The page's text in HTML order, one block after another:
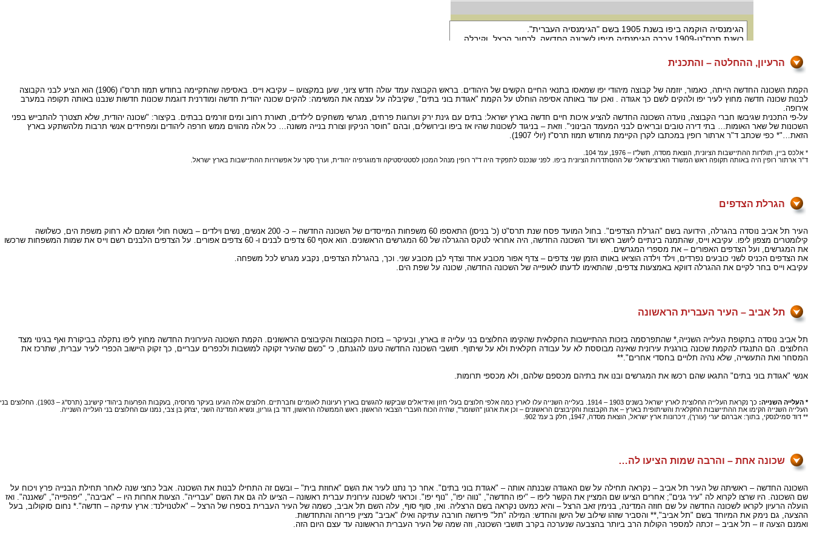
הרעיון, ההחלטה – והתכנית
הקמת השכונה החדשה הייתה, כאמור, יוזמה של קבוצה מיהודי יפו שמאסו בתנאי החיים הקשים של היהודים. בראש הקבוצה עמד עולה חדש ציוני, שען במקצועו – עקיבא וייס. באסיפה שהתקיימה בחודש תמוז תרס"ו (1906) הוא הציע לבני הקבוצה
לבנות שכונה חדשה מחוץ לעיר יפו ולהקים לשם כך אגודה . ואכן עוד באותה אסיפה הוחלט על הקמת "אגודת בוני בתים", שקיבלה על עצמה את המשימה: להקים שכונה יהודית חדשה ומודרנית דוגמת שכונות חדשות שנבנו באותה תקופה במערב
אירופה.
על-פי התכנית שגיבשו חברי הקבוצה, נועדה השכונה החדשה להציע איכות חיים חדשה בארץ ישראל: בתים עם גינת ירק וערוגות פרחים, מגרשי משחקים לילדים, תאורת רחוב ומים זורמים בבתים. בקיצור: "שכונה יהודית, שלא תצטרך להתבייש בפני
השכונות של שאר האומות… בתי דירה טובים ובריאים לבני המעמד הבינוני". וזאת – בניגוד לשכונות שהיו אז ביפו ובירושלים, ובהם "חוסר הניקיון וצורת בנייה משונה… כל אלה מהווים ממש חרפה ליהודים ומפחידים אנשי תרבות מלהשתקע בארץ
הזאת…"* כפי שכתב ד"ר ארתור רופין במכתבו לקרן הקיימת מחודש תמוז תרס"ז (יולי 1907).
* אלכס ביין, תולדות ההתיישבות הציונית, הוצאת מסדה, תשל"ו – 1976, עמ' 104.
ד"ר ארתור רופין היה באותה תקופה ראש המשרד הארצישראלי של ההסתדרות הציונית ביפו. לפני שנכנס לתפקיד היה ד"ר רופין מנהל המכון לסטטיסטיקה ודמוגרפיה יהודית, וערך סקר על אפשרויות ההתיישבות בארץ ישראל.
הגרלת הצדפים
העיר תל אביב נוסדה בהגרלה, הידועה בשם "הגרלת הצדפים". בחול המועד פסח שנת תרס"ט (כ' בניסן) התאספו 60 משפחות המייסדים של השכונה החדשה – כ- 200 אנשים, נשים וילדים – בשטח חולי ושומם לא רחוק משפת הים, כשלושה
קילומטרים מצפון ליפו. עקיבא וייס, שהתמנה בינתיים ליושב ראש ועד השכונה החדשה, היה אחראי לטקס ההגרלה של 60 המגרשים הראשונים. הוא אסף 60 צדפים לבנים ו- 60 צדפים אפורים. על הצדפים הלבנים רשם וייס את שמות המשפחות שרכשו
את המגרשים, ועל הצדפים האפורים – את מספרי המגרשים.
את הצדפים הכניס לשני כובעים נפרדים, וילד וילדה הוציאו באותו הזמן שני צדפים – צדף אפור מכובע אחד וצדף לבן מכובע שני. וכך, בהגרלת הצדפים, נקבע מגרש לכל משפחה.
עקיבא וייס בחר לקיים את ההגרלה דווקא באמצעות צדפים, שהתאימו לדעתו לאופייה של השכונה החדשה, שכונה על שפת הים.
תל אביב – העיר העברית הראשונה
תל אביב נוסדה בתקופת העלייה השנייה,* שהתפרסמה בזכות ההתיישבות החקלאית שהקימו החלוצים בני עלייה זו בארץ, ובעיקר – בזכות הקבוצות והקיבוצים הראשונים. הקמת השכונה העירונית החדשה מחוץ ליפו נתקלה בביקורת ואף בגינוי מצד
החלוצים. הם התנגדו להקמת שכונה בורגנית עירונית שאינה מבוססת לא על עבודה חקלאית ולא על שיתוף. תושבי השכונה החדשה טענו להגנתם, כי "כשם שהעיר זקוקה למושבות ולכפרים עבריים, כך זקוק היישוב הכפרי לעיר עברית, שתרכז את
המסחר ואת התעשייה, שלא נהיה תלויים בחסדי אחרים".**
אנשי "אגודת בוני בתים" התגאו שהם רכשו את המגרשים ובנו את בתיהם מכספם שלהם, ולא מכספי תרומות.
* העלייה השנייה:
כך נקראת העלייה החלוצית לארץ ישראל בשנים 1903 – 1914. בעלייה השנייה עלו לארץ כמה אלפי חלוצים בעלי חזון ואידיאלים שביקשו להגשים בארץ רעיונות לאומיים וחברתיים. חלוצים אלה הגיעו בעיקר מרוסיה, בעקבות הפרעות ביהודי קישינב (תרס"ג – 1903). החלוצים בני
העלייה השנייה הקימו את ההתיישבות החקלאית והשיתופית בארץ – את הקבוצות והקיבוצים הראשונים – וכן את ארגון "השומר", שהיה הכוח העברי הצבאי הראשון. ראש הממשלה הראשון, דוד בן גוריון, ונשיא המדינה השני ,יצחק בן צבי, נמנו עם החלוצים בני העלייה השנייה.
** דוד סמילנסקי, בתוך: אברהם יערי (עורך), זיכרונות ארץ ישראל, הוצאת מסדה, 1947, חלק ב עמ' 902.
שכונה אחת – והרבה שמות הציעו לה…
השכונה החדשה – ראשיתה של העיר תל אביב – נקראה תחילה על שם האגודה שבנתה אותה – "אגודת בוני בתים". אחר כך נתנו לעיר את השם "אחוזת בית" – ובשם זה התחילו לבנות את השכונה. אבל כחצי שנה לאחר תחילת הבנייה פרץ ויכוח על
שם השכונה. היו שרצו לקרוא לה "עיר גנים"; אחרים הציעו שם המציין את הקשר ליפו – "יפו החדשה", "נווה יפו", "נוף יפו". וכראוי לשכונה עירונית עברית ראשונה – הציעו לה גם את השם "עברייה". הצעות אחרות היו – "אביבה", "יפהפייה", "שאננה". ואז
הועלה הרעיון לקראו לשכונה החדשה על שם חוזה המדינה, בנימין זאב הרצל – והיא כמעט נקראה בשם הרצליה. ואז, סוף סוף, עלה השם תל אביב, כשמה של העיר העברית בספרו של הרצל – "אלטנוילנד: ארץ עתיקה – חדשה".* נחום סוקולוב, בעל
ההצעה, גם נימק את המיוחד בשם "תל אביב",** והסביר שזהו שילוב של הישן והחדש: המילה "תל" פירושה חורבה עתיקה ואילו "אביב" מציין פריחה והתחדשות.
ואמנם הצעה זו – תל אביב – זכתה למספר הקולות הרב ביותר בהצבעה שנערכה בקרב תושבי השכונה, וזה שמה של העיר העברית הראשונה עד עצם היום הזה.